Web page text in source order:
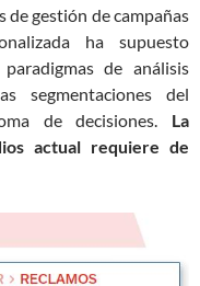
gestión de campañas
ha supuesto
de análisis
segmentaciones del
de decisiones. La
actual requiere de